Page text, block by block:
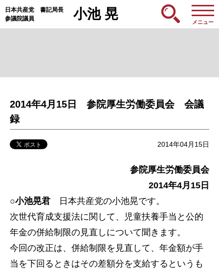
日本共産党 書記局長
参議院議員
小池 晃
メニュー
2014年4月15日 参院厚生労働委員会 会議
録
2014年04月15日
参院厚生労働委員会
2014年4月15日
○小池晃君 日本共産党の小池晃です。
次世代育成支援法に関して、児童扶養手当と公的
年金の併給制限の見直しについて聞きます。
今回の改正は、併給制限を見直して、年金額が手
当を下回るときはその差額分を支給するというも